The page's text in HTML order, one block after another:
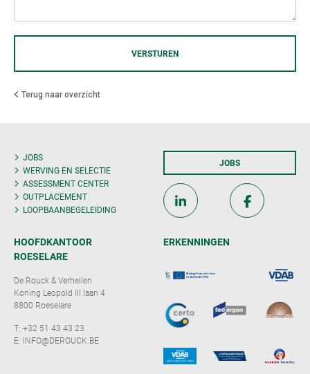
VERSTUREN
Terug naar overzicht
JOBS
WERVING EN SELECTIE
ASSESSMENT CENTER
OUTPLACEMENT
LOOPBAANBEGELEIDING
JOBS
HOOFDKANTOOR
ROESELARE
De Rouck & Verhellen
Koning Leopold III laan 4
8800 Roeselare
T: +32 51 43 43 23
E: INFO@DEROUCK.BE
ERKENNINGEN